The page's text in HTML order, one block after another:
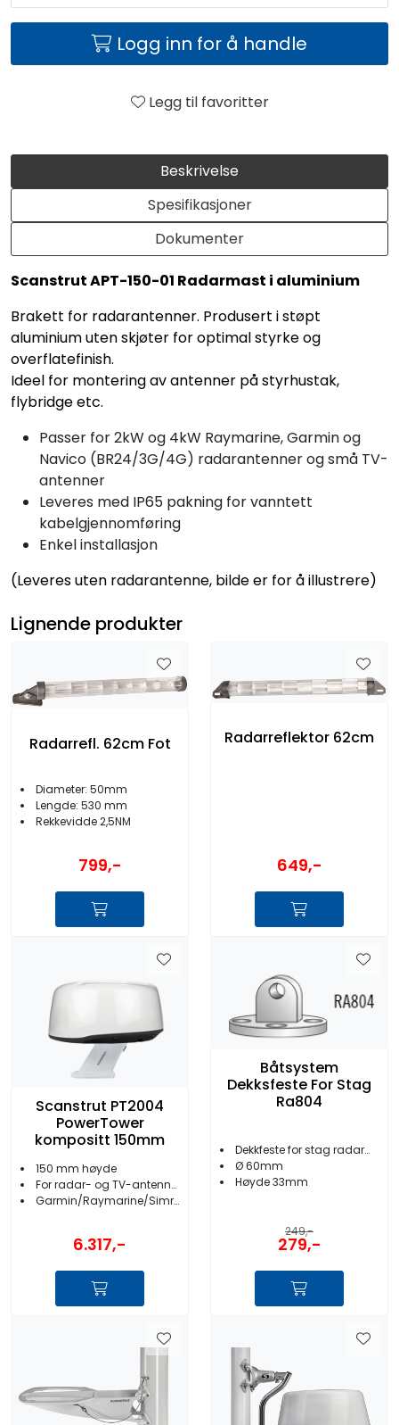
Beskrivelse
Spesifikasjoner
Dokumenter
Scanstrut APT-150-01 Radarmast i aluminium
Brakett for radarantenner. Produsert i støpt
aluminium uten skjøter for optimal styrke og
overflatefinish.
Ideel for montering av antenner på styrhustak,
flybridge etc.
Passer for 2kW og 4kW Raymarine, Garmin og
Navico (BR24/3G/4G) radarantenner og små TV-
antenner
Leveres med IP65 pakning for vanntett
kabelgjennomføring
Enkel installasjon
(Leveres uten radarantenne, bilde er for å illustrere)
Logg inn for å handle
Legg til favoritter
Lignende produkter
Radarrefl. 62cm Fot
Diameter: 50mm
Lengde: 530 mm
Rekkevidde 2,5NM
799,-
Radarreflektor 62cm
649,-
Scanstrut PT2004
PowerTower
kompositt 150mm
150 mm høyde
For radar- og TV-antenner
Garmin/Raymarine/Simrad
6.317,-
Båtsystem
Dekksfeste For Stag
Ra804
Dekkfeste for stag radarmast
Ø 60mm
Høyde 33mm
249,-
279,-